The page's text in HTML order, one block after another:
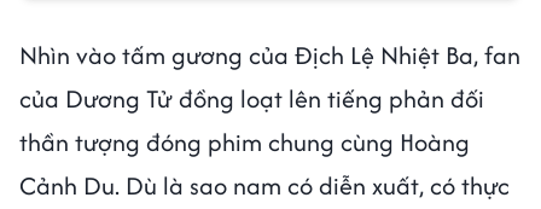
Nhìn vào tấm gương của Địch Lệ Nhiệt Ba, fan
của Dương Tử đồng loạt lên tiếng phản đối
thần tượng đóng phim chung cùng Hoàng
Cảnh Du. Dù là sao nam có diễn xuất, có thực